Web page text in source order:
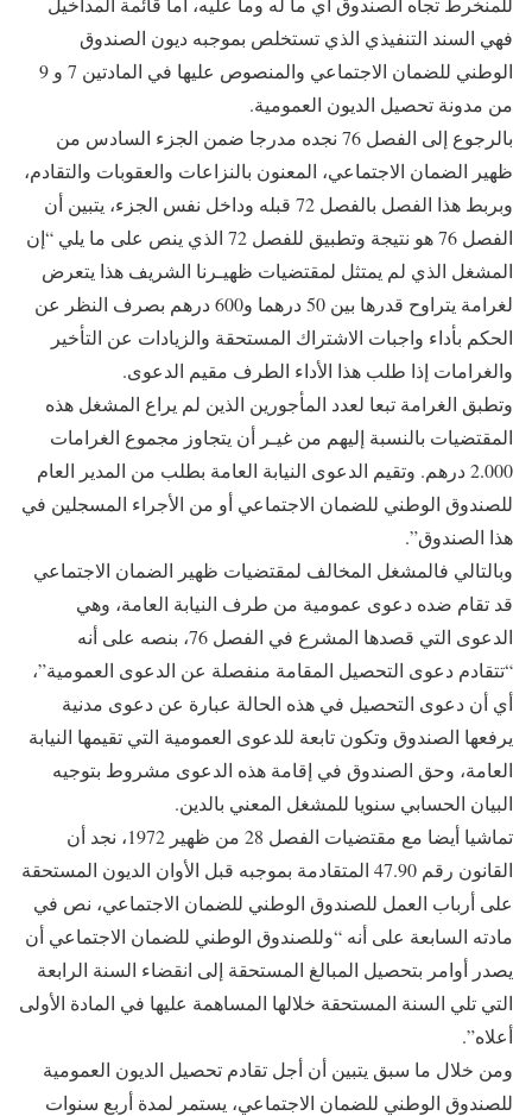
فهي السند التنفيذي الذي تستخلص بموجبه ديون الصندوق
الوطني للضمان الاجتماعي والمنصوص عليها في المادتين 7 و 9
من مدونة تحصيل الديون العمومية.
بالرجوع إلى الفصل 76 نجده مدرجا ضمن الجزء السادس من
ظهير الضمان الاجتماعي، المعنون بالنزاعات والعقوبات والتقادم،
وبربط هذا الفصل بالفصل 72 قبله وداخل نفس الجزء، يتبين أن
الفصل 76 هو نتيجة وتطبيق للفصل 72 الذي ينص على ما يلي “إن
المشغل الذي لم يمتثل لمقتضيات ظهيـرنا الشريف هذا يتعرض
لغرامة يتراوح قدرها بين 50 درهما و600 درهم بصرف النظر عن
الحكم بأداء واجبات الاشتراك المستحقة والزيادات عن التأخير
والغرامات إذا طلب هذا الأداء الطرف مقيم الدعوى.
وتطبق الغرامة تبعا لعدد المأجورين الذين لم يراع المشغل هذه
المقتضيات بالنسبة إليهم من غيـر أن يتجاوز مجموع الغرامات
2.000 درهم. وتقيم الدعوى النيابة العامة بطلب من المدير العام
للصندوق الوطني للضمان الاجتماعي أو من الأجراء المسجلين في
هذا الصندوق”.
وبالتالي فالمشغل المخالف لمقتضيات ظهير الضمان الاجتماعي
قد تقام ضده دعوى عمومية من طرف النيابة العامة، وهي
الدعوى التي قصدها المشرع في الفصل 76، بنصه على أنه
“تتقادم دعوى التحصيل المقامة منفصلة عن الدعوى العمومية”،
أي أن دعوى التحصيل في هذه الحالة عبارة عن دعوى مدنية
يرفعها الصندوق وتكون تابعة للدعوى العمومية التي تقيمها النيابة
العامة، وحق الصندوق في إقامة هذه الدعوى مشروط بتوجيه
البيان الحسابي سنويا للمشغل المعني بالدين.
تماشيا أيضا مع مقتضيات الفصل 28 من ظهير 1972، نجد أن
القانون رقم 47.90 المتقادمة بموجبه قبل الأوان الديون المستحقة
على أرباب العمل للصندوق الوطني للضمان الاجتماعي، نص في
مادته السابعة على أنه “وللصندوق الوطني للضمان الاجتماعي أن
يصدر أوامر بتحصيل المبالغ المستحقة إلى انقضاء السنة الرابعة
التي تلي السنة المستحقة خلالها المساهمة عليها في المادة الأولى
أعلاه”.
ومن خلال ما سبق يتبين أن أجل تقادم تحصيل الديون العمومية
للصندوق الوطني للضمان الاجتماعي، يستمر لمدة أربع سنوات